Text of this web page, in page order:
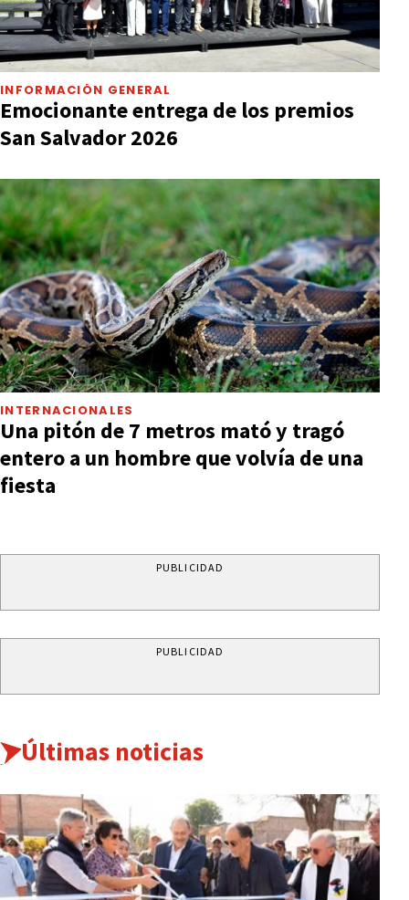
INFORMACIÓN GENERAL
Emocionante entrega de los premios
San Salvador 2026
INTERNACIONALES
Una pitón de 7 metros mató y tragó
entero a un hombre que volvía de una
fiesta
PUBLICIDAD
PUBLICIDAD
Últimas noticias